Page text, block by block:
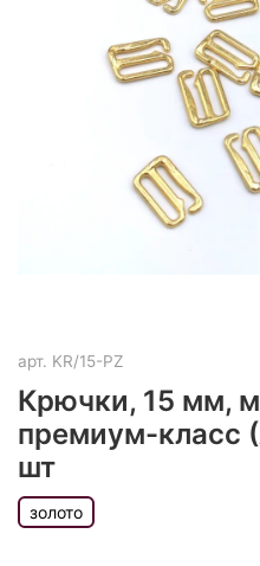
арт. KR/15-PZ
Крючки, 15 мм,
премиум-класс
шт
золото